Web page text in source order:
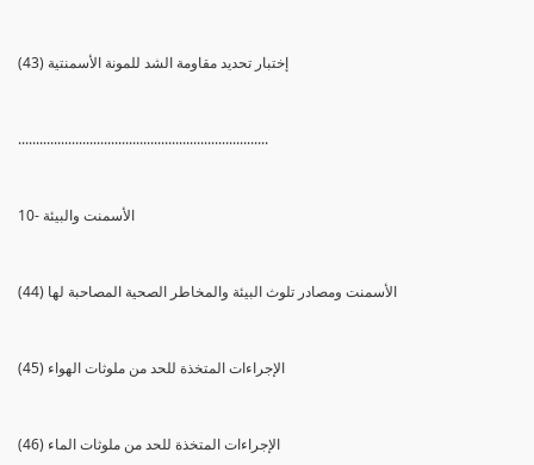
(43) إختبار تحديد مقاومة الشد للمونة الأسمنتية
......................................................................
10- الأسمنت والبيئة
(44) الأسمنت ومصادر تلوث البيئة والمخاطر الصحية المصاحبة لها
(45) الإجراءات المتخذة للحد من ملوثات الهواء
(46) الإجراءات المتخذة للحد من ملوثات الماء